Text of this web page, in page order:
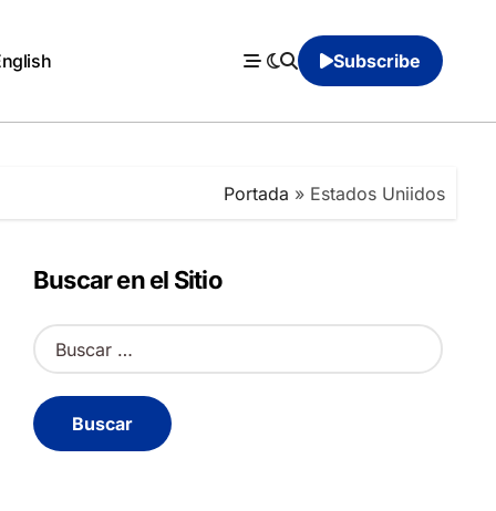
Subscribe
Portada » Estados Uniidos
Buscar en el Sitio
B
u
c
a